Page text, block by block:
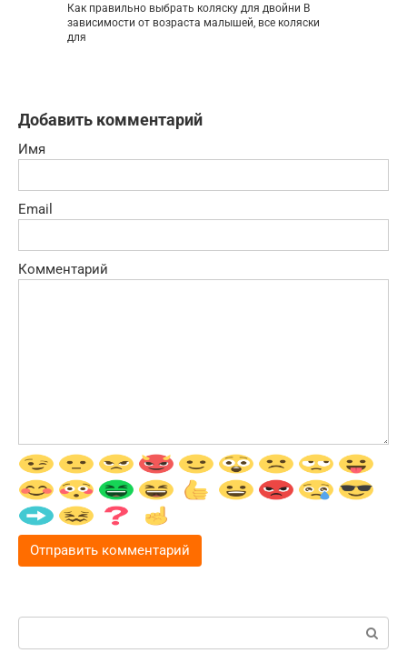
Как правильно выбрать коляску для двойни В
зависимости от возраста малышей, все коляски
для
Добавить комментарий
Имя
Email
Комментарий
Поиск: